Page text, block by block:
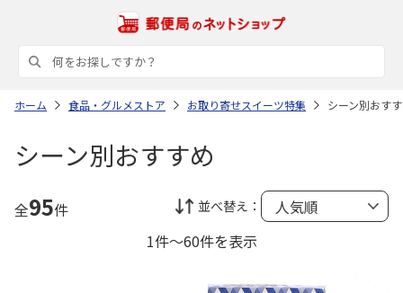
ホーム 食品・グルメストア お取り寄せスイーツ特集 シーン別おす
シーン別おすすめ
全95件 並べ替え：
1件～60件を表示